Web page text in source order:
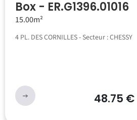
Box - ER.G1396.01016
15.00m²
4 PL. DES CORNILLES - Secteur : CHESSY
48.75 €